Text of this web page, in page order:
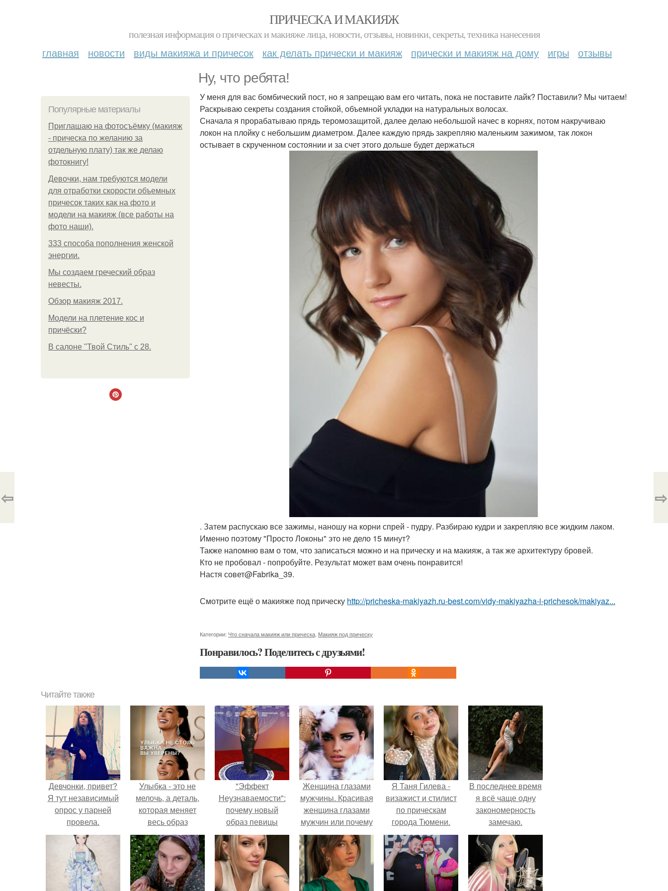
ПРИЧЕСКА И МАКИЯЖ
полезная информация о прическах и макияже лица, новости, отзывы, новинки, секреты, техника нанесения
главная новости виды макияжа и причесок как делать прически и макияж прически и макияж на дому игры отзывы
Ну, что ребята!
Популярные материалы
Приглашаю на фотосъёмку (макияж
- прическа по желанию за
отдельную плату) так же делаю
фотокнигу!
Девочки, нам требуются модели
для отработки скорости объемных
причесок таких как на фото и
модели на макияж (все работы на
фото наши).
333 способа пополнения женской
энергии.
Мы создаем греческий образ
невесты.
Обзор макияж 2017.
Модели на плетение кос и
причёски?
В салоне "Твой Стиль" с 28.
У меня для вас бомбический пост, но я запрещаю вам его читать, пока не поставите лайк? Поставили? Мы читаем!
Раскрываю секреты создания стойкой, объемной укладки на натуральных волосах.
Сначала я прорабатываю прядь теромозащитой, далее делаю небольшой начес в корнях, потом накручиваю
локон на плойку с небольшим диаметром. Далее каждую прядь закрепляю маленьким зажимом, так локон
остывает в скрученном состоянии и за счет этого дольше будет держаться
. Затем распускаю все зажимы, наношу на корни спрей - пудру. Разбираю кудри и закрепляю все жидким лаком.
Именно поэтому "Просто Локоны" это не дело 15 минут?
Также напомню вам о том, что записаться можно и на прическу и на макияж, а так же архитектуру бровей.
Кто не пробовал - попробуйте. Результат может вам очень понравится!
Настя совет@Fabrika_39.
Смотрите ещё о макияже под прическу http://pricheska-makiyazh.ru-best.com/vidy-makiyazha-i-prichesok/makiyaz...
Категории: Что сначала макияж или прическа Макияж под прическу
Понравилось? Поделитесь с друзьями!
⇦ ⇨
Читайте также
Девчонки, привет?
Я тут независимый
опрос у парней
провела.
Улыбка - это не
мелочь, а деталь,
которая меняет
весь образ
человека.
"Эффект
Неузнаваемости":
почему новый
образ певицы
вызвал споры о
гранях
возможного?
Женщина глазами
мужчины. Красивая
женщина глазами
мужчин или почему
так важно
заниматься собой.
Я Таня Гилева -
визажист и стилист
по прическам
города Тюмени.
В последнее время
я всё чаще одну
закономерность
замечаю.